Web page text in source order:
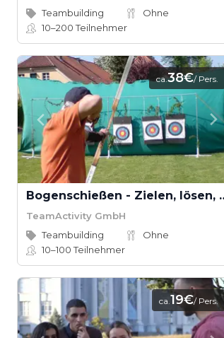
Teambuilding
Ohne
10–200Teilnehmer
ca.38€/ Pers.
TeamActivity GmbH
Teambuilding
Ohne
10–100Teilnehmer
ca.19€/ Pers.